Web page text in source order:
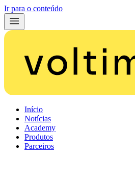
Ir para o conteúdo
Início
Notícias
Academy
Produtos
Parceiros